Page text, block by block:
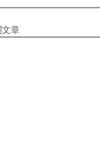
章